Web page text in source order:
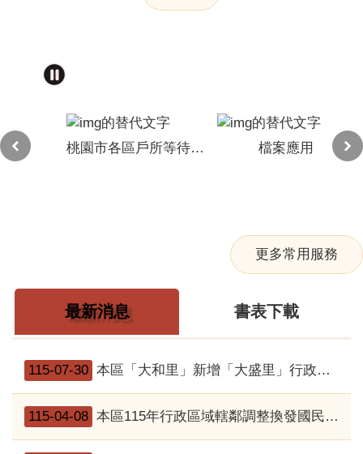
更多常用服務
最新消息 書表下載
115-07-30 本區「大和里」新增「大盛里」行政區域調整國民身分證及戶口名簿換發服務
115-04-08 本區115年行政區域轄鄰調整換發國民身分證及戶口名簿，於桃園市任一區戶政事務所上班時間均可辦理